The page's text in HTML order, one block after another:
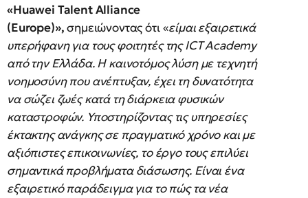
«Huawei Talent Alliance
(Europe)»,σημειώνοντας ότι «είμαι εξαιρετικά
υπερήφανη για τους φοιτητές της ICT Academy
από την Ελλάδα. Η καινοτόμος λύση με τεχνητή
νοημοσύνη που ανέπτυξαν, έχει τη δυνατότητα
να σώζει ζωές κατά τη διάρκεια φυσικών
καταστροφών. Υποστηρίζοντας τις υπηρεσίες
έκτακτης ανάγκης σε πραγματικό χρόνο και με
αξιόπιστες επικοινωνίες, το έργο τους επιλύει
σημαντικά προβλήματα διάσωσης. Είναι ένα
εξαιρετικό παράδειγμα για το πώς τα νέα